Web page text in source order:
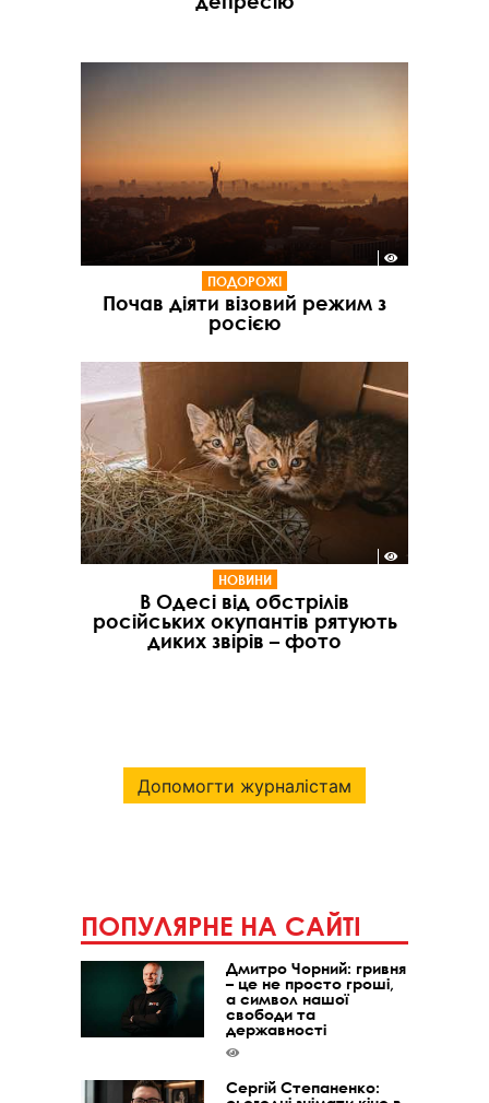
ПОДОРОЖІ
Почав діяти візовий режим з
росією
НОВИНИ
В Одесі від обстрілів
російських окупантів рятують
диких звірів – фото
Допомогти журналістам
ПОПУЛЯРНЕ НА САЙТІ
Дмитро Чорний: гривня
– це не просто гроші,
а символ нашої
свободи та
державності
Сергій Степаненко: